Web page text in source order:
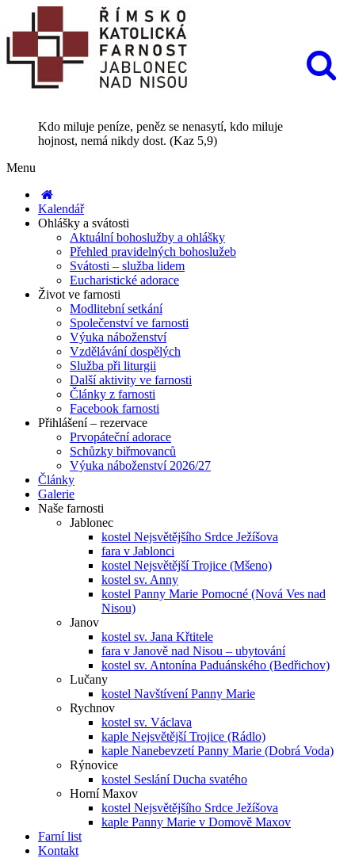
Kdo miluje peníze, peněz se nenasytí, kdo miluje
hojnost, nemá nikdy dost. (Kaz 5,9)
Menu
Kalendář
Ohlášky a svátosti
Aktuální bohoslužby a ohlášky
Přehled pravidelných bohoslužeb
Svátosti – služba lidem
Eucharistické adorace
Život ve farnosti
Modlitební setkání
Společenství ve farnosti
Výuka náboženství
Vzdělávání dospělých
Služba při liturgii
Další aktivity ve farnosti
Články z farnosti
Facebook farnosti
Přihlášení – rezervace
Prvopáteční adorace
Schůzky biřmovanců
Výuka náboženství 2026/27
Články
Galerie
Naše farnosti
Jablonec
kostel Nejsvětějšího Srdce Ježíšova
fara v Jablonci
kostel Nejsvětější Trojice (Mšeno)
kostel sv. Anny
kostel Panny Marie Pomocné (Nová Ves nad
Nisou)
Janov
kostel sv. Jana Křtitele
fara v Janově nad Nisou – ubytování
kostel sv. Antonína Paduánského (Bedřichov)
Lučany
kostel Navštívení Panny Marie
Rychnov
kostel sv. Václava
kaple Nejsvětější Trojice (Rádlo)
kaple Nanebevzetí Panny Marie (Dobrá Voda)
Rýnovice
kostel Seslání Ducha svatého
Horní Maxov
kostel Nejsvětějšího Srdce Ježíšova
kaple Panny Marie v Domově Maxov
Farní list
Kontakt